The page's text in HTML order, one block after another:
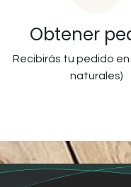
Obtener
Recibirás tu pedido en
naturales)